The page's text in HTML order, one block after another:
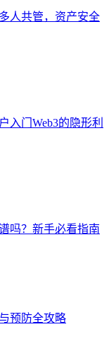
人共管，资产安全
入门Web3的隐形利
吗？新手必看指南
预防全攻略